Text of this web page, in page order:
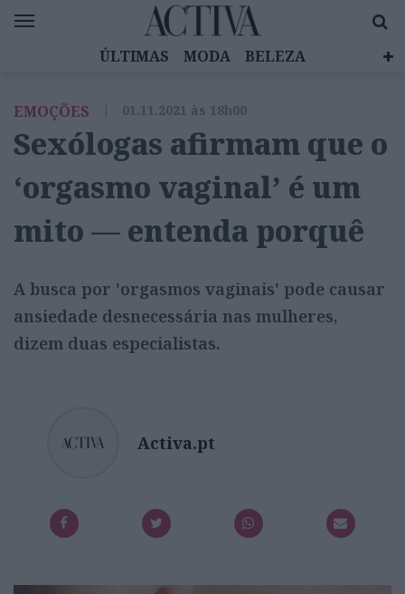
ÚLTIMAS MODA
BELEZA
EMOÇÕES
MULHERES INSPIRADORAS
DIZ QUEM SABE
ACTIVA BRAND STUDIO
EMOÇÕES | 01.11.2021 às 18h00
Sexólogas afirmam que o
‘orgasmo vaginal’ é um
mito — entenda porquê
A busca por 'orgasmos vaginais' pode causar
ansiedade desnecessária nas mulheres,
dizem duas especialistas.
Activa.pt